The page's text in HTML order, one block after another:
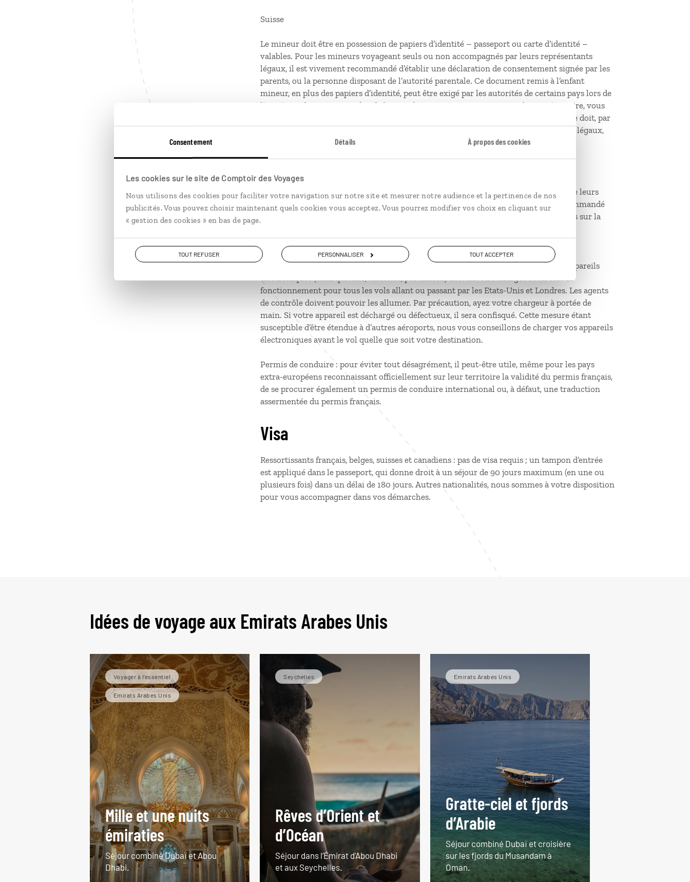
Consentement Détails À propos des cookies
Les cookies sur le site de Comptoir des Voyages
Nous utilisons des cookies pour faciliter votre navigation sur notre site et mesurer notre audience et la pertinence de nos
publicités. Vous pouvez choisir maintenant quels cookies vous acceptez. Vous pourrez modifier vos choix en cliquant sur
« gestion des cookies » en bas de page.
TOUT REFUSER PERSONNALISER TOUT ACCEPTER
Suisse
Le mineur doit être en possession de papiers d’identité – passeport ou carte d’identité –
valables. Pour les mineurs voyageant seuls ou non accompagnés par leurs représentants
légaux, il est vivement recommandé d’établir une déclaration de consentement signée par les
parents, ou la personne disposant de l’autorité parentale. Ce document remis à l’enfant
mineur, en plus des papiers d’identité, peut être exigé par les autorités de certains pays lors de
l’entrée sur leur territoire (ou de la sortie). Si une autorisation parentale est nécessaire, vous
pouvez l’établir, sauf exigence spécifique du pays de destination, sur papier libre. Elle doit, par
contre, comporter les données personnelles et les n° de téléphone des représentants légaux,
ainsi que la date, la durée du séjour et le motif du voyage.
Pour les enfants ressortissants canadiens voyageant seuls, accompagnés d’un seul de leurs
parents ou par leur tuteur légal, d’un groupe ou confiés aux soins d’amis, il est recommandé
qu’ils soient munis d’une lettre de consentement, dont les modalités sont accessibles sur la
De nouvelles mesures de sécurité sont entrées en vigueur dans les aéroports : les appareils
électroniques (smartphones, tablettes, portables…) doivent être chargés et en état de
fonctionnement pour tous les vols allant ou passant par les Etats-Unis et Londres. Les agents
de contrôle doivent pouvoir les allumer. Par précaution, ayez votre chargeur à portée de
main. Si votre appareil est déchargé ou défectueux, il sera confisqué. Cette mesure étant
susceptible d’être étendue à d’autres aéroports, nous vous conseillons de charger vos appareils
électroniques avant le vol quelle que soit votre destination.
Permis de conduire : pour éviter tout désagrément, il peut-être utile, même pour les pays
extra-européens reconnaissant officiellement sur leur territoire la validité du permis français,
de se procurer également un permis de conduire international ou, à défaut, une traduction
assermentée du permis français.
Visa
Ressortissants français, belges, suisses et canadiens : pas de visa requis ; un tampon d’entrée
est appliqué dans le passeport, qui donne droit à un séjour de 90 jours maximum (en une ou
plusieurs fois) dans un délai de 180 jours. Autres nationalités, nous sommes à votre disposition
pour vous accompagner dans vos démarches.
Idées de voyage aux Emirats Arabes Unis
Voyager à l’essentiel
Emirats Arabes Unis
Mille et une nuits
émiraties
Séjour combiné Dubaï et Abou
Dhabi.
Seychelles
Rêves d’Orient et
d’Océan
Séjour dans l’Émirat d’Abou Dhabi
et aux Seychelles.
Emirats Arabes Unis
Gratte-ciel et fjords
d’Arabie
Séjour combiné Dubaï et croisière
sur les fjords du Musandam à
Oman.